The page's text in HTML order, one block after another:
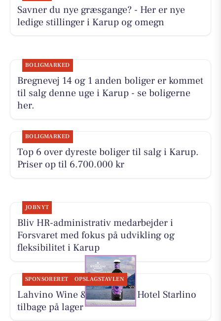
Savner du nye græsgange? - Her er nye
ledige stillinger i Karup og omegn
BOLIGMARKED
Bregnevej 14 og 1 anden boliger er kommet
til salg denne uge i Karup - se boligerne
her.
BOLIGMARKED
Top 6 over dyreste boliger til salg i Karup.
Priser op til 6.700.000 kr
JOBNYT
Bliv HR-administrativ medarbejder i
Forsvaret med fokus på udvikling og
fleksibilitet i Karup
SPONSORERET OPSLAGSTAVLEN
Lahvino Wine & Spirits har Hotel Starlino
tilbage på lager